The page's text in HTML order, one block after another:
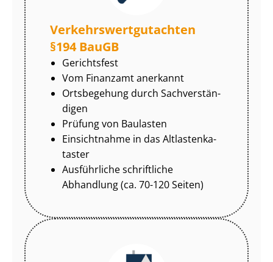
Ver­kehrs­wert­gut­ach­ten
§194 BauGB
Gerichtsfest
Vom Finanzamt anerkannt
Ortsbegehung durch Sach­ver­stän­
di­gen
Prüfung von Baulasten
Einsichtnahme in das Alt­las­ten­ka­
tas­ter
Ausführliche schriftliche
Abhandlung (ca. 70-120 Seiten)